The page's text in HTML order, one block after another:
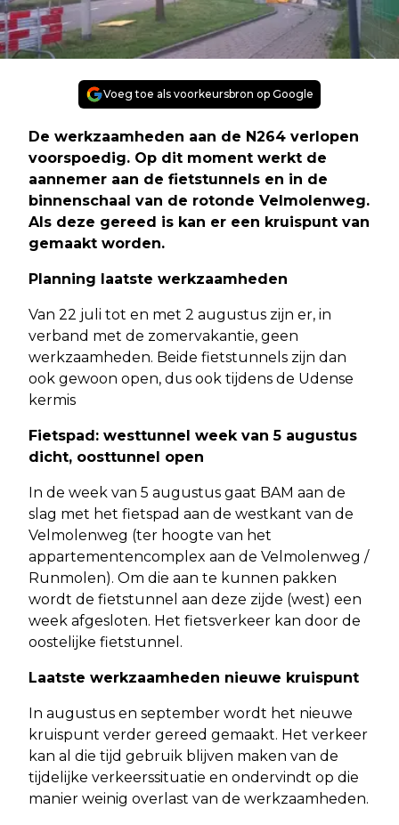
Voeg toe als voorkeursbron op Google
De werkzaamheden aan de N264 verlopen
voorspoedig. Op dit moment werkt de
aannemer aan de fietstunnels en in de
binnenschaal van de rotonde Velmolenweg.
Als deze gereed is kan er een kruispunt van
gemaakt worden.
Planning laatste werkzaamheden
Van 22 juli tot en met 2 augustus zijn er, in
verband met de zomervakantie, geen
werkzaamheden. Beide fietstunnels zijn dan
ook gewoon open, dus ook tijdens de Udense
kermis
Fietspad: westtunnel week van 5 augustus
dicht, oosttunnel open
In de week van 5 augustus gaat BAM aan de
slag met het fietspad aan de westkant van de
Velmolenweg (ter hoogte van het
appartementencomplex aan de Velmolenweg /
Runmolen). Om die aan te kunnen pakken
wordt de fietstunnel aan deze zijde (west) een
week afgesloten. Het fietsverkeer kan door de
oostelijke fietstunnel.
Laatste werkzaamheden nieuwe kruispunt
In augustus en september wordt het nieuwe
kruispunt verder gereed gemaakt. Het verkeer
kan al die tijd gebruik blijven maken van de
tijdelijke verkeerssituatie en ondervindt op die
manier weinig overlast van de werkzaamheden.